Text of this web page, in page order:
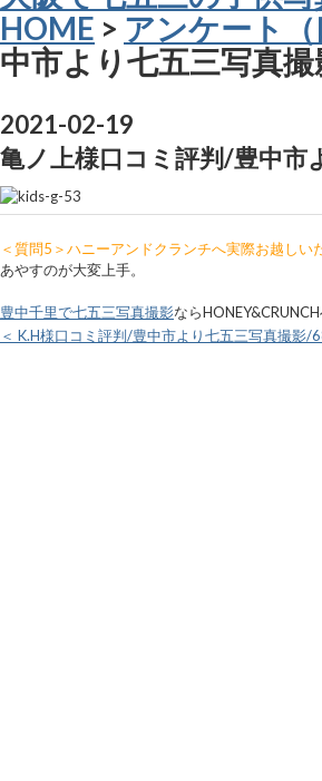
HOME > アンケート（
中市より七五三写真
2021-02-19
亀ノ上様口コミ評判/豊中市
＜質問5＞ハニーアンドクランチへ実際お越しい
あやすのが大変上手。
豊中千里で七五三写真撮影なら
＜ K.H様口コミ評判/豊中市より七五三写真撮影/